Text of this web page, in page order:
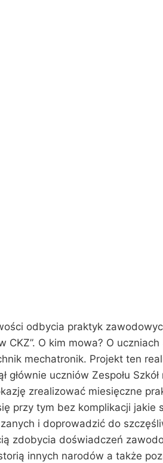
odbycia praktyk
CKZ”. O kim mowa? O
mechatronik. Projekt ten
uczniów Zespołu
zrealizować miesięczne
przy tym bez komplikacji
i doprowadzić do
zdobycia doświadczeń
innych narodów a także